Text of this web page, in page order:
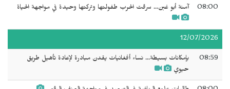
08:00 آمنة أبو غبن... سرقت الحرب طفولتها وتركتها وحيدة في مواجهة الحياة
12/07/2026
08:59
بإمكانات بسيطة... نساء أفغانيات يقدن مبادرة لإعادة تأهيل طريق
حيوي